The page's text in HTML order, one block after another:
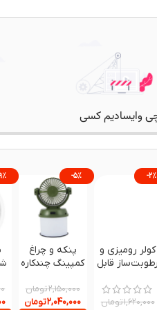
-۲%
کولر رومیزی و
رطوبت‌ساز قابل
۱,۶۲۰,۰۰۰تومان
-۵%
پنکه و چراغ
کمپینگ چندکاره
خورشیدی مدل
CH-F803
۲,۱۵۰,۰۰۰تومان
۲,۰۴۰,۰۰۰تومان
-